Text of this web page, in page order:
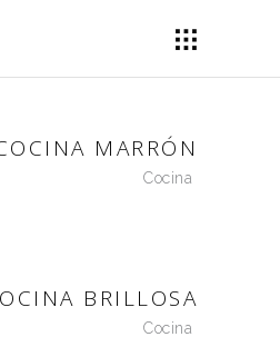
MARRÓN
Cocina
BRILLOSA
Cocina